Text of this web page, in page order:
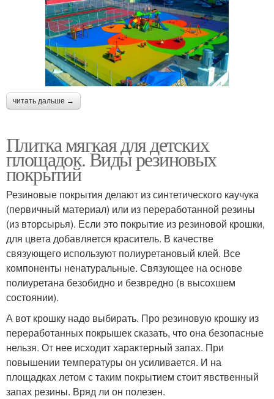
читать дальше →
Плитка мягкая для детских
площадок. Виды резиновых
покрытий
Резиновые покрытия делают из синтетического каучука
(первичный материал) или из переработанной резины
(из вторсырья). Если это покрытие из резиновой крошки,
для цвета добавляется краситель. В качестве
связующего используют полиуретановый клей. Все
компоненты ненатуральные. Связующее на основе
полиуретана безобидно и безвредно (в высохшем
состоянии).
А вот крошку надо выбирать. Про резиновую крошку из
переработанных покрышек сказать, что она безопасные
нельзя. От нее исходит характерный запах. При
повышении температуры он усиливается. И на
площадках летом с таким покрытием стоит явственный
запах резины. Вряд ли он полезен.